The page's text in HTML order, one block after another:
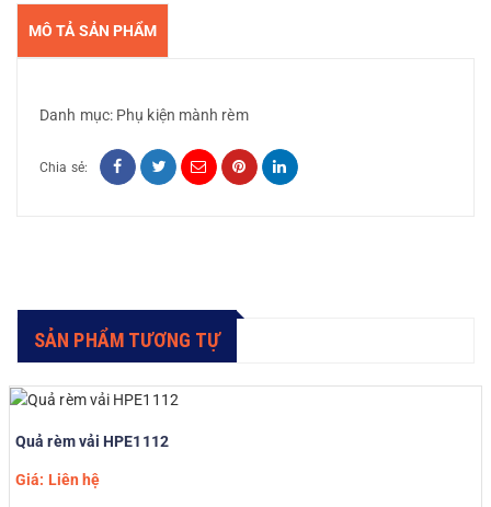
MÔ TẢ SẢN PHẨM
Danh mục: Phụ kiện mành rèm
Chia sẻ:
SẢN PHẨM TƯƠNG TỰ
Quả rèm vải HPE1112
Giá: Liên hệ